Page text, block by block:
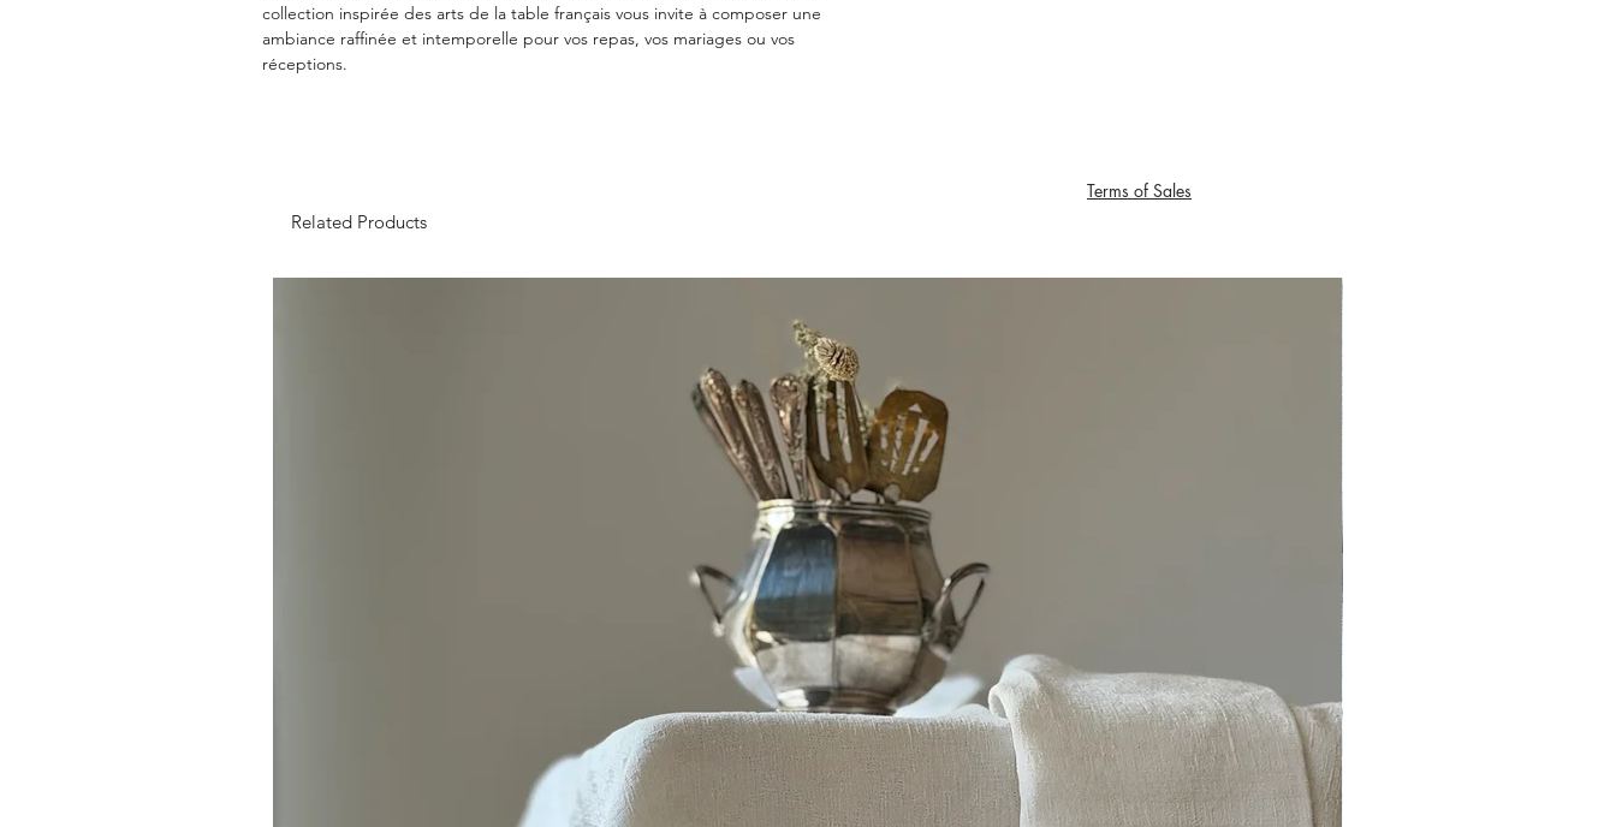
collection inspirée des arts de la table français vous invite à composer une
ambiance raffinée et intemporelle pour vos repas, vos mariages ou vos
réceptions.
Related Products
Terms of Sales